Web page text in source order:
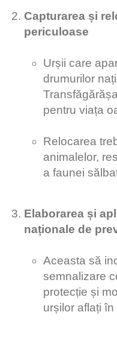
Capturarea și
periculoase
Urșii care
drumurilor
pentru viața
Relocarea
animalelor,
a faunei
Elaborarea și
naționale de
Aceasta să
semnalizare
protecție și
urșilor aflați